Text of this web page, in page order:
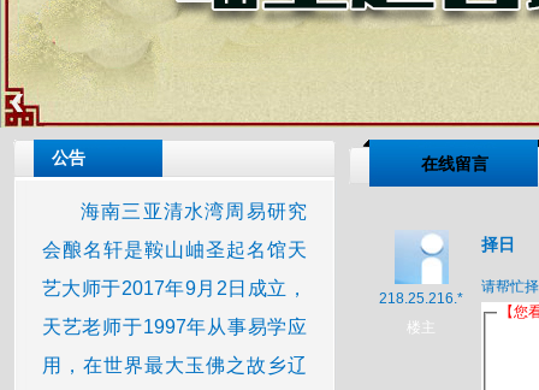
‹
公告
海南三亚清水湾周易研究
会酿名轩是鞍山岫圣起名馆天
艺大师于2017年9月2日成立，
天艺老师于1997年从事易学应
用，在世界最大玉佛之故乡辽
在线留言
218.25.216.*
楼主
择日
请帮忙